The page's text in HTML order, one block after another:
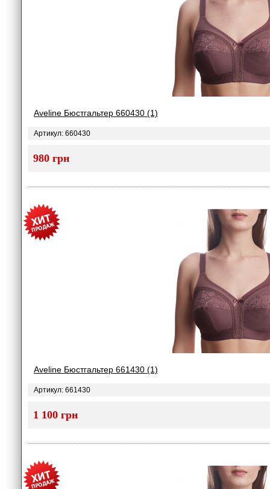
Aveline Бюстгальтер 660430 (1)
Артикул: 660430
980 грн
Aveline Бюстгальтер 661430 (1)
Артикул: 661430
1 100 грн